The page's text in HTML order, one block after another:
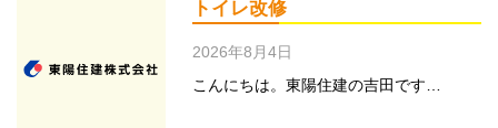
トイレ改修
2026年8月4日
こんにちは。東陽住建の吉田です…